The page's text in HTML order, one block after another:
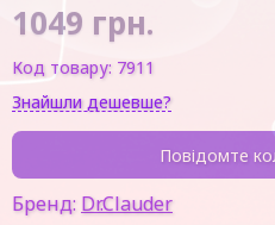
1049 грн.
Код товару: 7911
Знайшли дешевше?
Повідомте
Бренд: Dr.Clauder